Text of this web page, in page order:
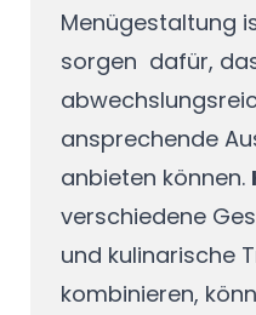
Menügestaltung
sorgen dafür,
ansprechende
anbieten können.
verschiedene
und kulinarische
kombinieren,